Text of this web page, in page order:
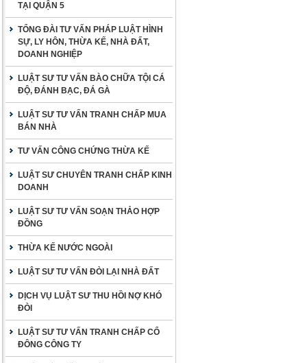
TẠI QUẬN 5
TỔNG ĐÀI TƯ VẤN PHÁP LUẬT HÌNH
SỰ, LY HÔN, THỪA KẾ, NHÀ ĐẤT,
DOANH NGHIỆP
LUẬT SƯ TƯ VẤN BÀO CHỮA TỘI CÁ
ĐỘ, ĐÁNH BẠC, ĐÁ GÀ
LUẬT SƯ TƯ VẤN TRANH CHẤP MUA
BÁN NHÀ
TƯ VẤN CÔNG CHỨNG THỪA KẾ
LUẬT SƯ CHUYÊN TRANH CHẤP KINH
DOANH
LUẬT SƯ TƯ VẤN SOẠN THẢO HỢP
ĐỒNG
THỪA KẾ NƯỚC NGOÀI
LUẬT SƯ TƯ VẤN ĐÒI LẠI NHÀ ĐẤT
DỊCH VỤ LUẬT SƯ THU HỒI NỢ KHÓ
ĐÒI
LUẬT SƯ TƯ VẤN TRANH CHẤP CỔ
ĐÔNG CÔNG TY